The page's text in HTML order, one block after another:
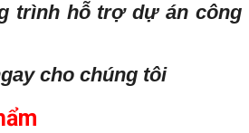
trình hỗ trợ dự án công
cho chúng tôi